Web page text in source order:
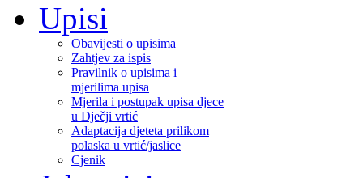
Upisi
Obavijesti o upisima
Zahtjev za ispis
Pravilnik o upisima i
mjerilima upisa
Mjerila i postupak upisa djece
u Dječji vrtić
Adaptacija djeteta prilikom
polaska u vrtić/jaslice
Cjenik